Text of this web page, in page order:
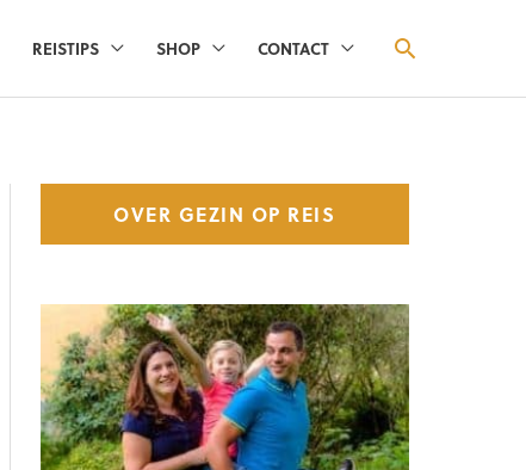
REISTIPS SHOP CONTACT ZOEKEN
OVER GEZIN OP REIS